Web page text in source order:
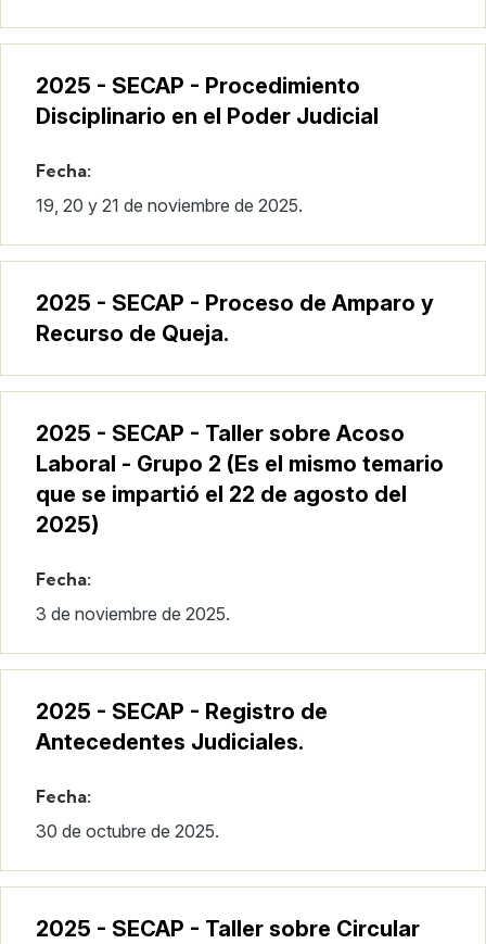
2025 - SECAP - Procedimiento
Disciplinario en el Poder Judicial
Fecha:
19, 20 y 21 de noviembre de 2025.
2025 - SECAP - Proceso de Amparo y
Recurso de Queja.
2025 - SECAP - Taller sobre Acoso
Laboral - Grupo 2 (Es el mismo temario
que se impartió el 22 de agosto del
2025)
Fecha:
3 de noviembre de 2025.
2025 - SECAP - Registro de
Antecedentes Judiciales.
Fecha:
30 de octubre de 2025.
2025 - SECAP - Taller sobre Circular